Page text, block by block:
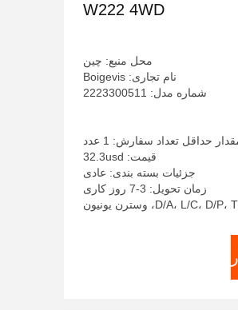
W222 4WD
محل منبع: چین
نام تجاری: Boigevis
شماره مدل: 2223300511
حداقل تعداد سفارش: 1 عدد
قیمت: 32.3usd
جزئیات بسته بندی: عادی
زمان تحویل: 3-7 روز کاری